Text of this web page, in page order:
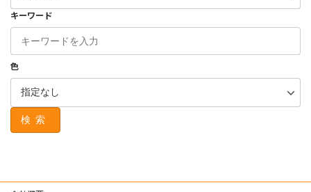
キーワード
色
検索